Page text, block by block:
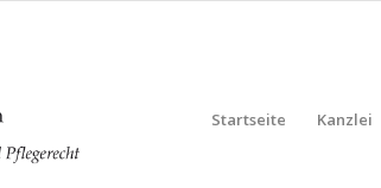
Startseite Kanzlei